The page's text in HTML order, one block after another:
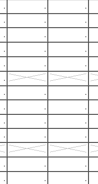
. . .
. . .
. . .
. . .
. . .
.
. . .
. . .
. . .
. . .
. . .
. . .